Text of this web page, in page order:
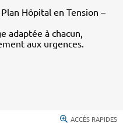
Hôpital en Tension –
adaptée à chacun,
aux urgences.
ACCÈS RAPIDES